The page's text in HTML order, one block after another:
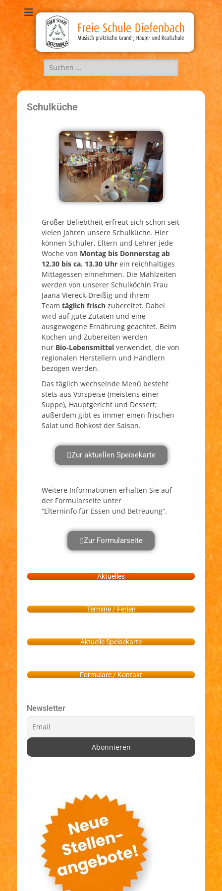
Freie Schule
Diefenbach
Musisch, praktische Grund-, Haupt-, und Realschule
Schulküche
Großer Beliebtheit erfreut sich schon seit
vielen Jahren unsere Schulküche. Hier
können Schüler, Eltern und Lehrer jede
Woche von Montag bis Donnerstag ab
12.30 bis ca. 13.30 Uhr ein reichhaltiges
Mittagessen einnehmen. Die Mahlzeiten
werden von unserer Schulköchin Frau
Jaana Viereck-Dreißig und ihrem
Team täglich frisch zubereitet. Dabei
wird auf gute Zutaten und eine
ausgewogene Ernährung geachtet. Beim
Kochen und Zubereiten werden
nur Bio‑Lebensmittel verwendet, die von
regionalen Herstellern und Händlern
bezogen werden.
Das täglich wechselnde Menü besteht
stets aus Vorspeise (meistens einer
Suppe), Hauptgericht und Dessert;
außerdem gibt es immer einen frischen
Salat und Rohkost der Saison.
Zur aktuellen Speisekarte
Weitere Informationen erhalten Sie auf
der Formularseite unter
“Elterninfo für Essen und Betreuung”.
Zur Formularseite
Aktuelles
Termine / Ferien
Aktuelle Speisekarte
Formulare / Kontakt
Newsletter